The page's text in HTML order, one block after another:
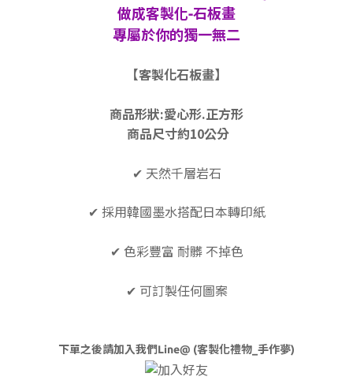
做成客製化-石板畫
專屬於你的獨一無二
【客製化石板畫】
商品形狀:愛心形.正方形
商品尺寸約10公分
✔ 天然千層岩石
✔ 採用韓國墨水搭配日本轉印紙
✔ 色彩豐富 耐髒 不掉色
✔ 可訂製任何圖案
下單之後請加入我們Line@ (客製化禮物_手作夢)